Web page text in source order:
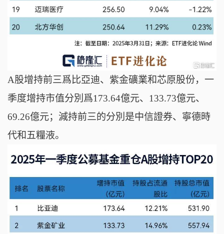
A股增持前三爲比亞迪、紫金礦業和芯原股份，一
季度增持市值分別爲173.64億元、133.73億元、
69.26億元；減持前三的分別是中信證券、寧德時
代和五糧液。